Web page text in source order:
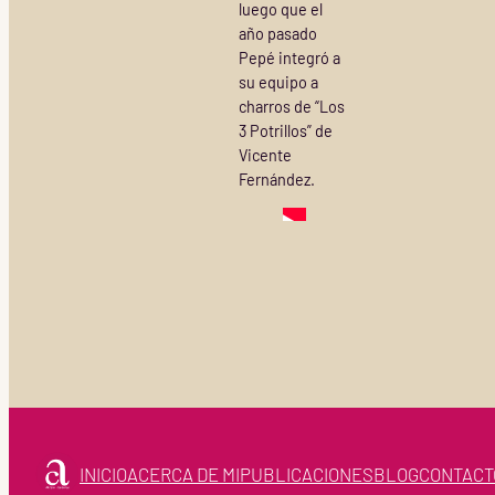
luego que el
año pasado
Pepé integró a
su equipo a
charros de “Los
3 Potrillos” de
Vicente
Fernández.
INICIOACERCA DE MIPUBLICACIONESBLOG